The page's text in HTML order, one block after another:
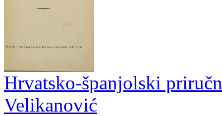
Hrvatsko-španjolski
Velikanović